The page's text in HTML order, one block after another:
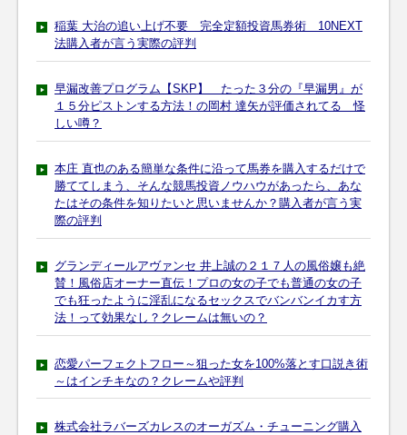
稲葉 大治の追い上げ不要 完全定額投資馬券術 10NEXT
法購入者が言う実際の評判
早漏改善プログラム【SKP】 たった３分の『早漏男』が
１５分ピストンする方法！の岡村 達矢が評価されてる 怪
しい噂？
本庄 直也のある簡単な条件に沿って馬券を購入するだけで
勝ててしまう、そんな競馬投資ノウハウがあったら、あな
たはその条件を知りたいと思いませんか？購入者が言う実
際の評判
グランディールアヴァンセ 井上誠の２１７人の風俗嬢も絶
賛！風俗店オーナー直伝！プロの女の子でも普通の女の子
でも狂ったように淫乱になるセックスでバンバンイカす方
法！って効果なし？クレームは無いの？
恋愛パーフェクトフロー～狙った女を100%落とす口説き術
～はインチキなの？クレームや評判
株式会社ラバーズカレスのオーガズム・チューニング購入